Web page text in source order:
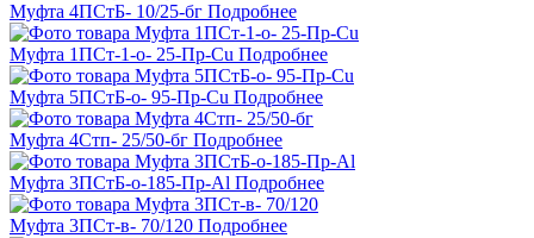
Муфта 4ПСтБ- 10/25-бг Подробнее
Муфта 1ПСт-1-о- 25-Пр-Cu Подробнее
Муфта 5ПСтБ-о- 95-Пр-Cu Подробнее
Муфта 4Стп- 25/50-бг Подробнее
Муфта 3ПСтБ-о-185-Пр-Al Подробнее
Муфта 3ПСт-в- 70/120 Подробнее